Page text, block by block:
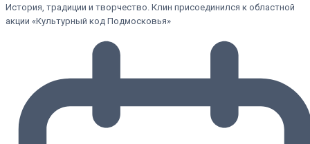
История, традиции и творчество. Клин присоединился к областной
акции «Культурный код Подмосковья»